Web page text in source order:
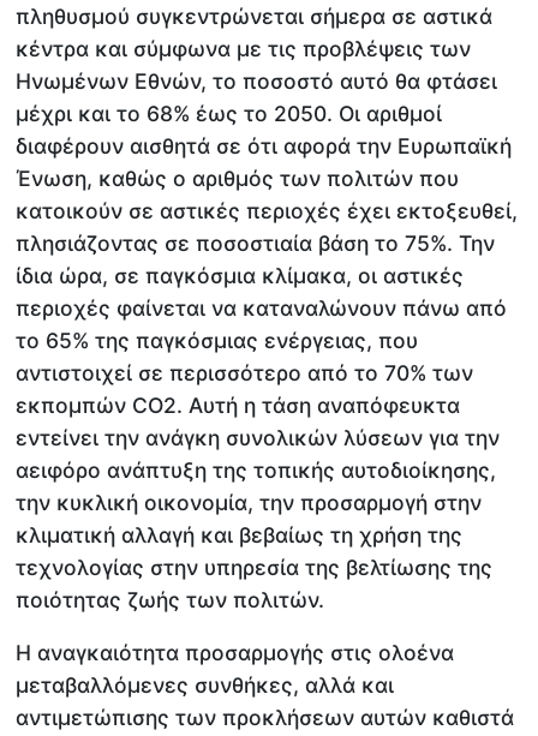
πληθυσμού συγκεντρώνεται σήμερα σε αστικά
κέντρα και σύμφωνα με τις προβλέψεις των
Ηνωμένων Εθνών, το ποσοστό αυτό θα φτάσει
μέχρι και το 68% έως το 2050. Οι αριθμοί
διαφέρουν αισθητά σε ότι αφορά την Ευρωπαϊκή
Ένωση, καθώς ο αριθμός των πολιτών που
κατοικούν σε αστικές περιοχές έχει εκτοξευθεί,
πλησιάζοντας σε ποσοστιαία βάση το 75%. Την
ίδια ώρα, σε παγκόσμια κλίμακα, οι αστικές
περιοχές φαίνεται να καταναλώνουν πάνω από
το 65% της παγκόσμιας ενέργειας, που
αντιστοιχεί σε περισσότερο από το 70% των
εκπομπών CO2. Αυτή η τάση αναπόφευκτα
εντείνει την ανάγκη συνολικών λύσεων για την
αειφόρο ανάπτυξη της τοπικής αυτοδιοίκησης,
την κυκλική οικονομία, την προσαρμογή στην
κλιματική αλλαγή και βεβαίως τη χρήση της
τεχνολογίας στην υπηρεσία της βελτίωσης της
ποιότητας ζωής των πολιτών.
Η αναγκαιότητα προσαρμογής στις ολοένα
μεταβαλλόμενες συνθήκες, αλλά και
αντιμετώπισης των προκλήσεων αυτών καθιστά